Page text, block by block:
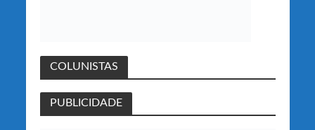
COLUNISTAS
PUBLICIDADE